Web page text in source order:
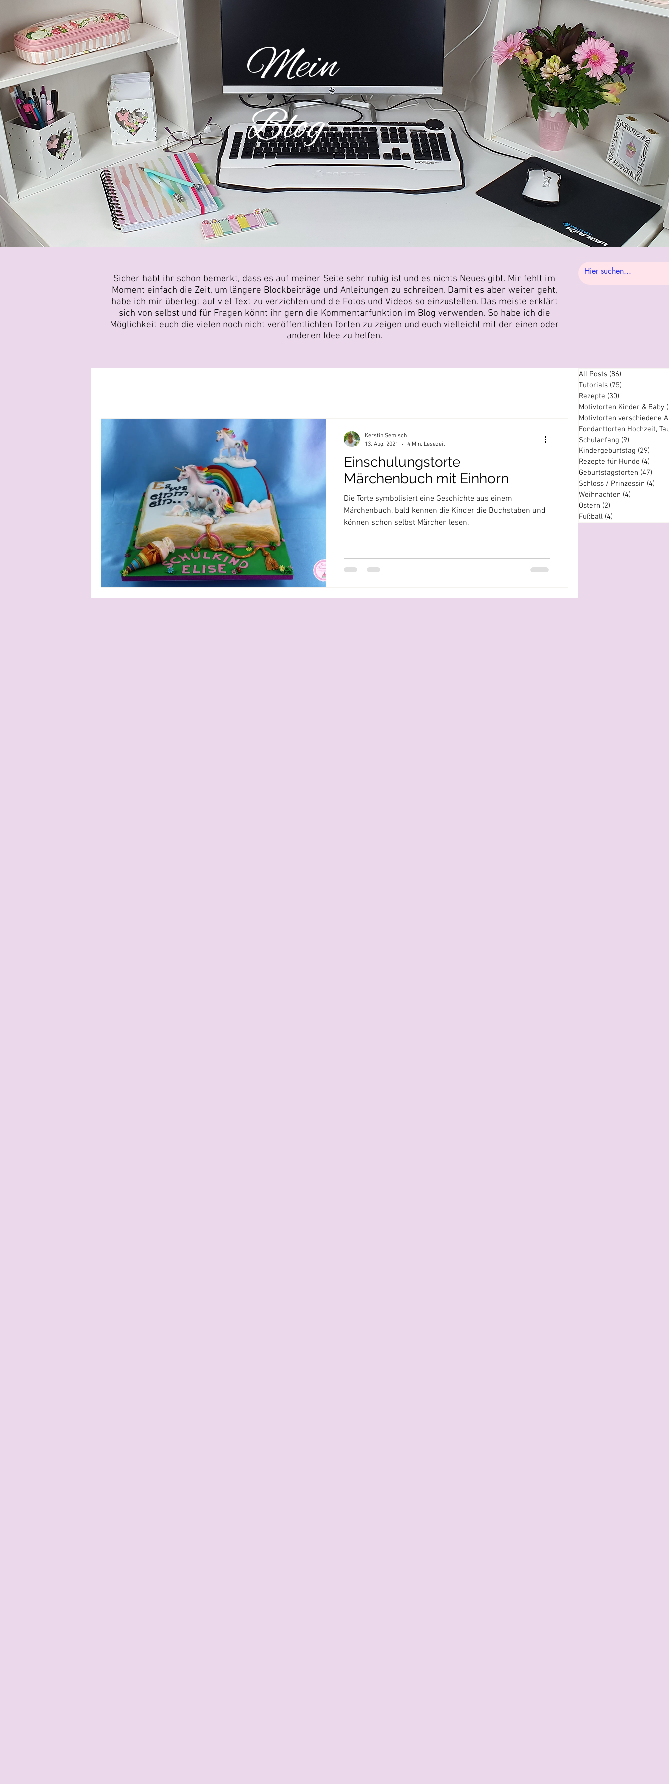
Mein
Blog
Sicher habt ihr schon bemerkt, dass es auf meiner Seite sehr ruhig ist und es nichts Neues gibt. Mir fehlt im
Moment einfach die Zeit, um längere Blockbeiträge und Anleitungen zu schreiben. Damit es aber weiter geht,
habe ich mir überlegt auf viel Text zu verzichten und die Fotos und Videos so einzustellen. Das meiste erklärt
sich von selbst und für Fragen könnt ihr gern die Kommentarfunktion im Blog verwenden. So habe ich die
Möglichkeit euch die vielen noch nicht veröffentlichten Torten zu zeigen und euch vielleicht mit der einen oder
anderen Idee zu helfen.
Einschulungstorte
Märchenbuch mit Einhorn
Die Torte symbolisiert eine Geschichte aus einem
Märchenbuch, bald kennen die Kinder die Buchstaben und
können schon selbst Märchen lesen.
Kerstin Semisch
13. Aug. 2021
4 Min. Lesezeit
All Posts (86)
Tutorials (75)
Rezepte (30)
Motivtorten Kinder & Baby
Motivtorten verschiedene
Fondanttorten Hochzeit,
Schulanfang (9)
Kindergeburtstag (29)
Rezepte für Hunde (4)
Geburtstagstorten (47)
Schloss / Prinzessin (4)
Weihnachten (4)
Ostern (2)
Fußball (4)